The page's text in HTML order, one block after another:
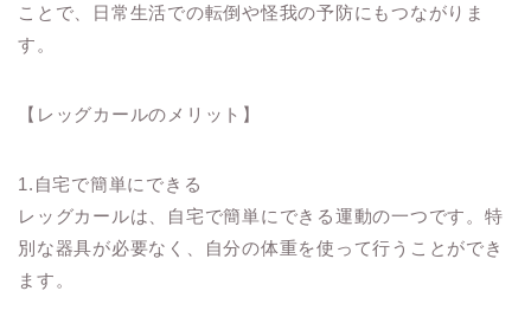
ことで、日常生活での転倒や怪我の予防にもつながりま
す。
【レッグカールのメリット】
1.自宅で簡単にできる
レッグカールは、自宅で簡単にできる運動の一つです。特
別な器具が必要なく、自分の体重を使って行うことができ
ます。